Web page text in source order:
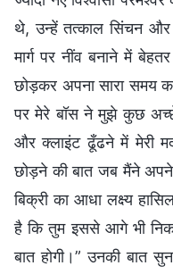
थे, उन्हें तत्काल सिंचन
मार्ग पर नींव बनाने में
छोड़कर अपना सारा समय
पर मेरे बॉस ने मुझे कुछ
और क्लाइंट ढूँढने में मेरी
छोड़ने की बात जब मैंने अपने
बिक्री का आधा लक्ष्य
है कि तुम इससे आगे भी
बात होगी।” उनकी बात